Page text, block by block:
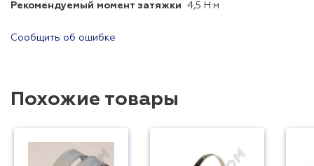
Рекомендуемый момент затяжки 4,5 Н·м
Сообщить об ошибке
Похожие товары